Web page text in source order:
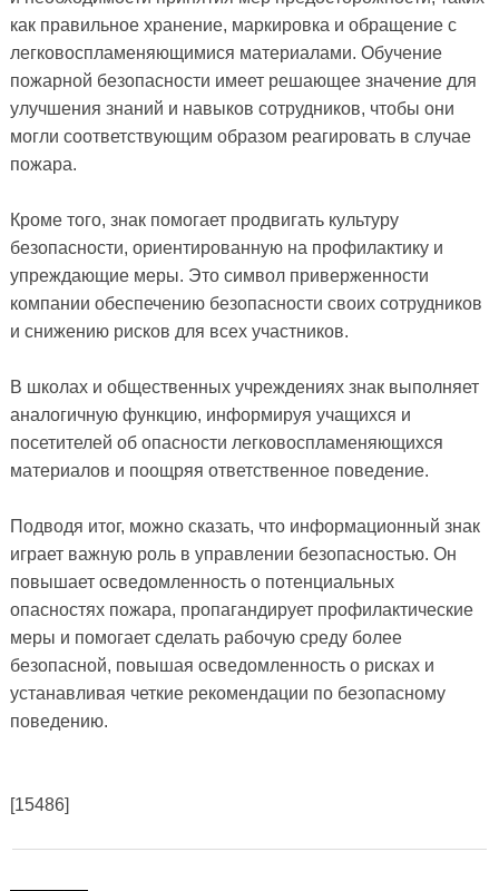
как правильное хранение, маркировка и обращение с
легковоспламеняющимися материалами. Обучение
пожарной безопасности имеет решающее значение для
улучшения знаний и навыков сотрудников, чтобы они
могли соответствующим образом реагировать в случае
пожара.
Кроме того, знак помогает продвигать культуру
безопасности, ориентированную на профилактику и
упреждающие меры. Это символ приверженности
компании обеспечению безопасности своих сотрудников
и снижению рисков для всех участников.
В школах и общественных учреждениях знак выполняет
аналогичную функцию, информируя учащихся и
посетителей об опасности легковоспламеняющихся
материалов и поощряя ответственное поведение.
Подводя итог, можно сказать, что информационный знак
играет важную роль в управлении безопасностью. Он
повышает осведомленность о потенциальных
опасностях пожара, пропагандирует профилактические
меры и помогает сделать рабочую среду более
безопасной, повышая осведомленность о рисках и
устанавливая четкие рекомендации по безопасному
поведению.
[15486]